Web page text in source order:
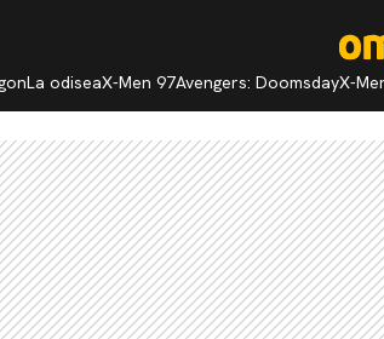
La odiseaX-Men 97Avengers: DoomsdayX-